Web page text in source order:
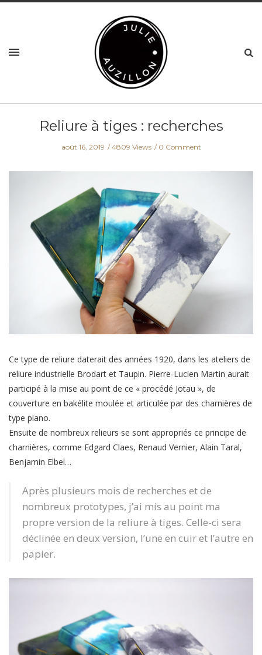
Reliure à tiges : recherches
août 16, 2019 4809 Views 0 Comment
Ce type de reliure daterait des années 1920, dans les ateliers de
reliure industrielle Brodart et Taupin. Pierre-Lucien Martin aurait
participé à la mise au point de ce « procédé Jotau », de
couverture en bakélite moulée et articulée par des charnières de
type piano.
Ensuite de nombreux relieurs se sont appropriés ce principe de
charnières, comme Edgard Claes, Renaud Vernier, Alain Taral,
Benjamin Elbel…
Après plusieurs mois de recherches et de
nombreux prototypes, j’ai mis au point ma
propre version de la reliure à tiges. Celle-ci sera
déclinée en deux version, l’une en cuir et l’autre en
papier.